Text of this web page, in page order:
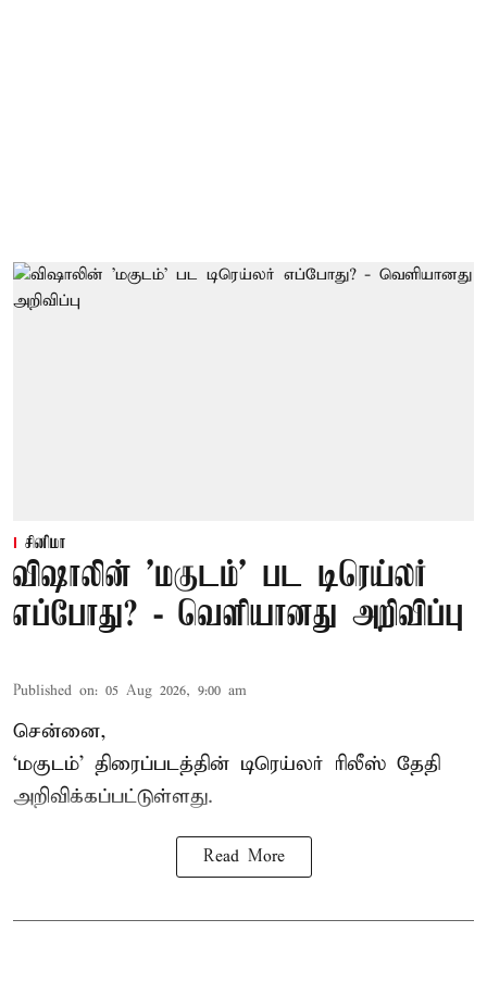
சினிமா
விஷாலின் 'மகுடம்' பட டிரெய்லர்
எப்போது? - வெளியானது அறிவிப்பு
Published on: 05 Aug 2026, 9:00 am
சென்னை,
‘மகுடம்’ திரைப்படத்தின் டிரெய்லர் ரிலீஸ் தேதி
அறிவிக்கப்பட்டுள்ளது.
Read More